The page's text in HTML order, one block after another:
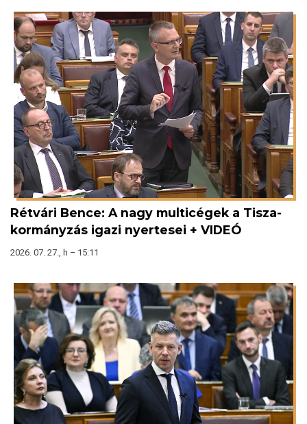
Rétvári Bence: A nagy multicégek a Tisza-
kormányzás igazi nyertesei + VIDEÓ
2026. 07. 27., h – 15:11